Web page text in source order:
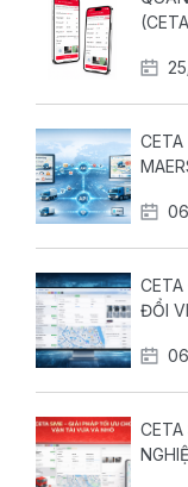
CETA CẬP NHẬT GIAO DIỆN MỚI – CHUYỂN
ĐỔI
CETA